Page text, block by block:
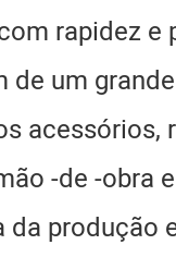
rapidez e
de um
acessórios,
-de -obra
da produção